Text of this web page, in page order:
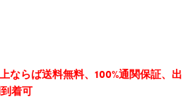
ならば送料無料、100%通関保証、出
着可